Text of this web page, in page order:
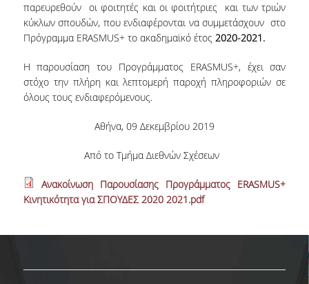
ΑΝΘΡΩΠΙΝΟ ΔΥΝΑΜΙΚΟ
ΜΕΛΗ ΔΕΠ
ΕΙΔΙΚΟΙ ΕΠΙΣΤΗΜΟΝΕΣ
Ε.Τ.Ε.Π.
Ε.ΔΙ.Π
ΔΙΟΙΚΗΤΙΚΟ ΠΡΟΣΩΠΙΚΟ
ΥΠΟΨΗΦΙΟΙ ΔΙΔΑΚΤΟΡΕΣ
ΣΠΟΥΔΕΣ
παρευρεθούν οι φοιτητές και οι φοιτήτριες και των τριών
κύκλων σπουδών, που ενδιαφέρονται να συμμετάσχουν στο
Πρόγραμμα ERASMUS+ το ακαδημαϊκό έτος 2020-2021.
Η παρουσίαση του Προγράμματος ERASMUS+, έχει σαν
στόχο την πλήρη και λεπτομερή παροχή πληροφοριών σε
όλους τους ενδιαφερόμενους.
Αθήνα, 09 Δεκεμβρίου 2019
Από το Τμήμα Διεθνών Σχέσεων
Ανακοίνωση Παρουσίασης Προγράμματος ERASMUS+
Κινητικότητα για ΣΠΟΥΔΕΣ 2020 2021.pdf